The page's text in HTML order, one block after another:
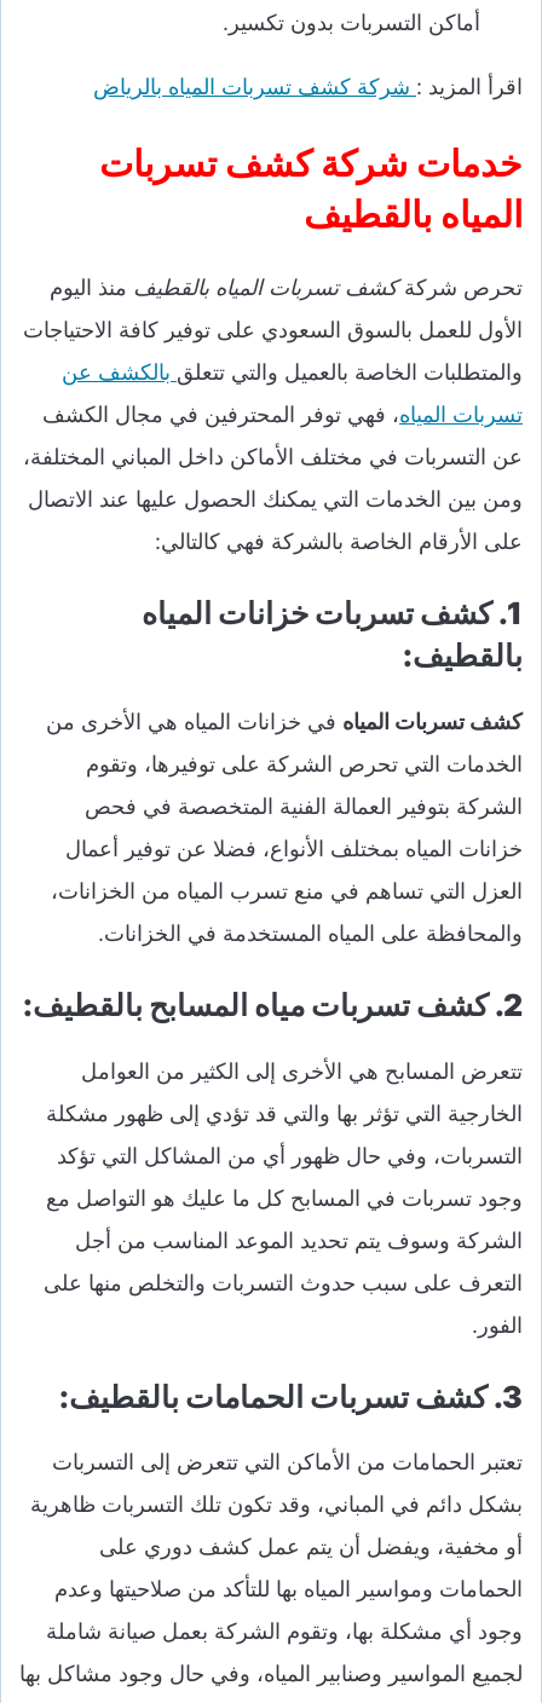
أماكن التسربات بدون تكسير.
اقرأ المزيد : شركة كشف تسربات المياه بالرياض
خدمات شركة كشف تسربات
المياه بالقطيف
تحرص شركةكشف تسربات المياه بالقطيف منذ اليوم
الأول للعمل بالسوق السعودي على توفير كافة الاحتياجات
والمتطلبات الخاصة بالعميل والتي تتعلق بالكشف عن
تسربات المياه، فهي توفر المحترفين في مجال الكشف
عن التسربات في مختلف الأماكن داخل المباني المختلفة،
ومن بين الخدمات التي يمكنك الحصول عليها عند الاتصال
على الأرقام الخاصة بالشركة فهي كالتالي:
1. كشف تسربات خزانات المياه
بالقطيف:
كشف تسربات المياه في خزانات المياه هي الأخرى من
الخدمات التي تحرص الشركة على توفيرها، وتقوم
الشركة بتوفير العمالة الفنية المتخصصة في فحص
خزانات المياه بمختلف الأنواع، فضلا عن توفير أعمال
العزل التي تساهم في منع تسرب المياه من الخزانات،
والمحافظة على المياه المستخدمة في الخزانات.
2. كشف تسربات مياه المسابح بالقطيف:
تتعرض المسابح هي الأخرى إلى الكثير من العوامل
الخارجية التي تؤثر بها والتي قد تؤدي إلى ظهور مشكلة
التسربات، وفي حال ظهور أي من المشاكل التي تؤكد
وجود تسربات في المسابح كل ما عليك هو التواصل مع
الشركة وسوف يتم تحديد الموعد المناسب من أجل
التعرف على سبب حدوث التسربات والتخلص منها على
الفور.
3. كشف تسربات الحمامات بالقطيف:
تعتبر الحمامات من الأماكن التي تتعرض إلى التسربات
بشكل دائم في المباني، وقد تكون تلك التسربات ظاهرية
أو مخفية، ويفضل أن يتم عمل كشف دوري على
الحمامات ومواسير المياه بها للتأكد من صلاحيتها وعدم
وجود أي مشكلة بها، وتقوم الشركة بعمل صيانة شاملة
لجميع المواسير وصنابير المياه، وفي حال وجود مشاكل بها